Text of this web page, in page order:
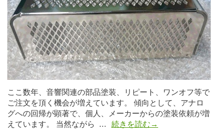
ここ数年、音響関連の部品塗装、リピート、ワンオフ等で
ご注文を頂く機会が増えています。 傾向として、アナロ
グへの回帰が顕著で、個人、メーカーからの塗装依頼が増
えています。 当然ながら …
続きを読む→